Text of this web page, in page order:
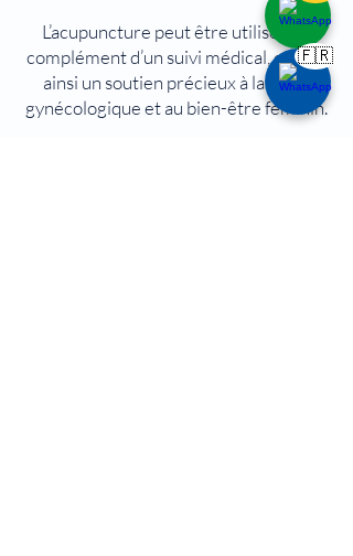
L’acupuncture peut être utilisée en
complément d’un suivi médical, offrant
ainsi un soutien précieux à la santé
gynécologique et au bien-être féminin.
🇫🇷